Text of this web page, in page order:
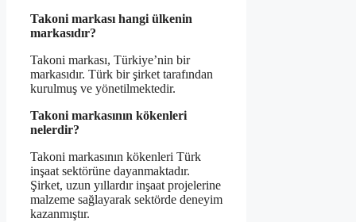
Takoni markası hangi ülkenin
markasıdır?
Takoni markası, Türkiye’nin bir
markasıdır. Türk bir şirket tarafından
kurulmuş ve yönetilmektedir.
Takoni markasının kökenleri
nelerdir?
Takoni markasının kökenleri Türk
inşaat sektörüne dayanmaktadır.
Şirket, uzun yıllardır inşaat projelerine
malzeme sağlayarak sektörde deneyim
kazanmıştır.